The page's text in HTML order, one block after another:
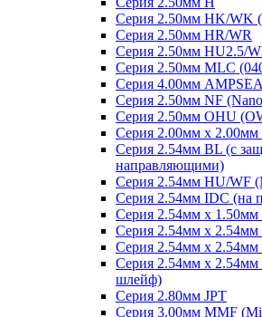
Серия 2.50мм HK/WK
Серия 2.50мм HR/WR
Серия 2.50мм HU2.5/
Серия 2.50мм MLC
Серия 4.00мм
Серия 2.50мм NF
Серия 2.50мм OHU
Серия 2.00мм x 2.00мм
Серия 2.54мм BL (с
направляющими)
Серия 2.54мм HU/WF
Серия 2.54мм IDC (на
Серия 2.54мм х
Серия 2.54мм х 2.54мм
Серия 2.54мм х
Серия 2.54мм х
шлейф)
Серия 2.80мм JPT
Серия 3.00мм MMF